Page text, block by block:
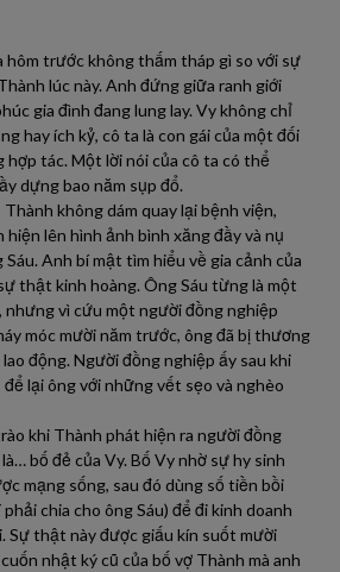
hôm trước không thấm tháp gì so với sự
lúc này. Anh đứng giữa ranh giới
gia đình đang lung lay. Vy không chỉ
hay ích kỷ, cô ta là con gái của một đối
hợp tác. Một lời nói của cô ta có thể
dựng bao năm sụp đổ.
không dám quay lại bệnh viện,
lên hình ảnh bình xăng đầy và nụ
Anh bí mật tìm hiểu về gia cảnh của
thật kinh hoàng. Ông Sáu từng là một
nhưng vì cứu một người đồng nghiệp
móc mười năm trước, ông đã bị thương
động. Người đồng nghiệp ấy sau khi
lại ông với những vết sẹo và nghèo
khi Thành phát hiện ra người đồng
bố đẻ của Vy. Bố Vy nhờ sự hy sinh
mạng sống, sau đó dùng số tiền bồi
chia cho ông Sáu) để đi kinh doanh
Sự thật này được giấu kín suốt mười
nhật ký cũ của bố vợ Thành mà anh